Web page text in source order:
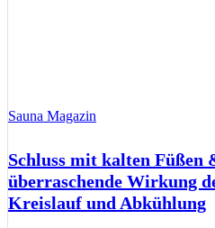
Sauna Magazin
Schluss mit kalten Füßen
überraschende Wirkung
Kreislauf und Abkühlung